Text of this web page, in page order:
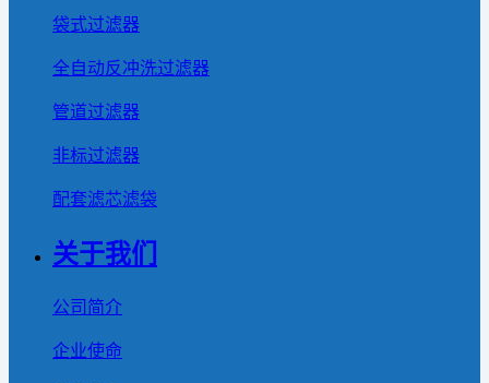
袋式过滤器
全自动反冲洗过滤器
管道过滤器
非标过滤器
配套滤芯滤袋
关于我们
公司简介
企业使命